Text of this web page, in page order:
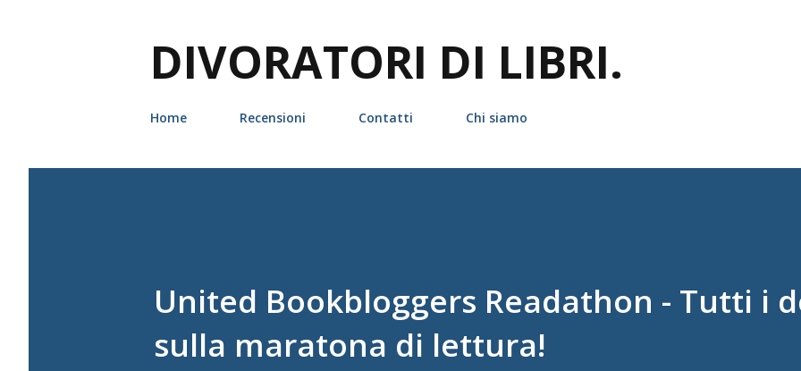
DIVORATORI DI LIBRI.
Home Recensioni Contatti Chi siamo
United Bookbloggers Readathon - Tutti i
sulla maratona di lettura!